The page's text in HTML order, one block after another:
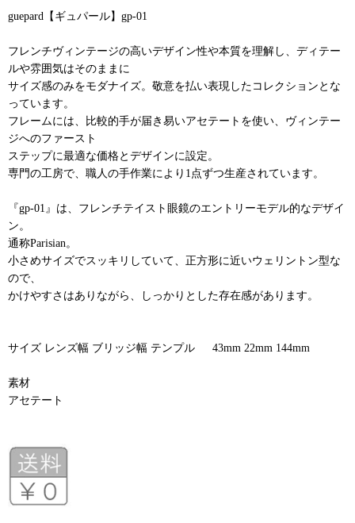
guepard【ギュパール】gp-01
フレンチヴィンテージの高いデザイン性や本質を理解し、ディテー
ルや雰囲気はそのままに
サイズ感のみをモダナイズ。敬意を払い表現したコレクションとな
っています。
フレームには、比較的手が届き易いアセテートを使い、ヴィンテー
ジへのファースト
ステップに最適な価格とデザインに設定。
専門の工房で、職人の手作業により1点ずつ生産されています。
『gp-01』は、フレンチテイスト眼鏡のエントリーモデル的なデザイ
ン。
通称Parisian。
小さめサイズでスッキリしていて、正方形に近いウェリントン型な
ので、
かけやすさはありながら、しっかりとした存在感があります。
サイズ レンズ幅 ブリッジ幅 テンプル 43mm 22mm 144mm
素材
アセテート